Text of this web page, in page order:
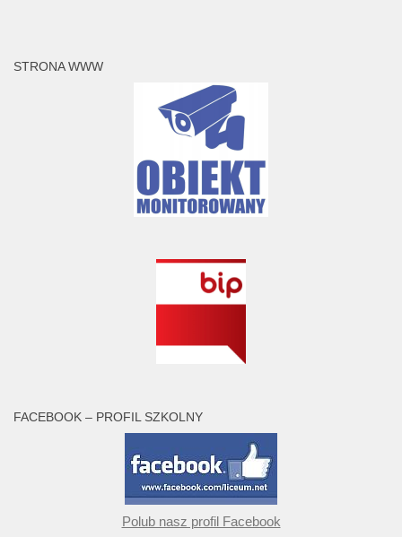
STRONA WWW
FACEBOOK – PROFIL SZKOLNY
Polub nasz profil Facebook